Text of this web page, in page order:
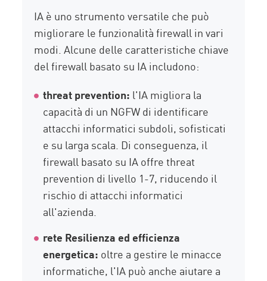
IA è uno strumento versatile che può
migliorare le funzionalità firewall in vari
modi. Alcune delle caratteristiche chiave
del firewall basato su IA includono:
threat prevention: l'IA migliora la
capacità di un NGFW di identificare
attacchi informatici subdoli, sofisticati
e su larga scala. Di conseguenza, il
firewall basato su IA offre threat
prevention di livello 1-7, riducendo il
rischio di attacchi informatici
all'azienda.
rete Resilienza ed efficienza
energetica: oltre a gestire le minacce
informatiche, l'IA può anche aiutare a